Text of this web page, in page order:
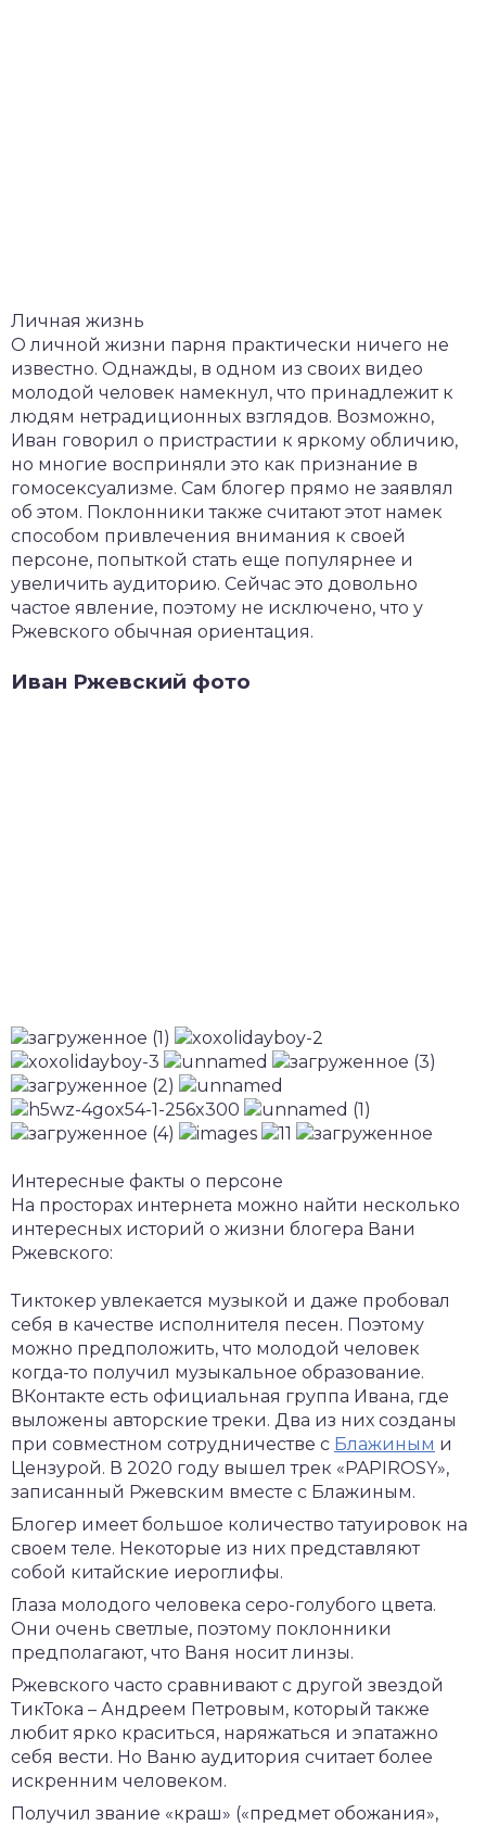
Личная жизнь
О личной жизни парня практически ничего не
известно. Однажды, в одном из своих видео
молодой человек намекнул, что принадлежит к
людям нетрадиционных взглядов. Возможно,
Иван говорил о пристрастии к яркому обличию,
но многие восприняли это как признание в
гомосексуализме. Сам блогер прямо не заявлял
об этом. Поклонники также считают этот намек
способом привлечения внимания к своей
персоне, попыткой стать еще популярнее и
увеличить аудиторию. Сейчас это довольно
частое явление, поэтому не исключено, что у
Ржевского обычная ориентация.
Иван Ржевский фото
Интересные факты о персоне
На просторах интернета можно найти несколько
интересных историй о жизни блогера Вани
Ржевского:
Тиктокер увлекается музыкой и даже пробовал
себя в качестве исполнителя песен. Поэтому
можно предположить, что молодой человек
когда-то получил музыкальное образование.
ВКонтакте есть официальная группа Ивана, где
выложены авторские треки. Два из них созданы
при совместном сотрудничестве с Блажиным и
Цензурой. В 2020 году вышел трек «PAPIROSY»,
записанный Ржевским вместе с Блажиным.
Блогер имеет большое количество татуировок на
своем теле. Некоторые из них представляют
собой китайские иероглифы.
Глаза молодого человека серо-голубого цвета.
Они очень светлые, поэтому поклонники
предполагают, что Ваня носит линзы.
Ржевского часто сравнивают с другой звездой
ТикТока – Андреем Петровым, который также
любит ярко краситься, наряжаться и эпатажно
себя вести. Но Ваню аудитория считает более
искренним человеком.
Получил звание «краш» («предмет обожания»,